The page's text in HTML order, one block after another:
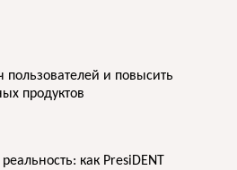
пользователей и повысить
продуктов
как PresiDENT